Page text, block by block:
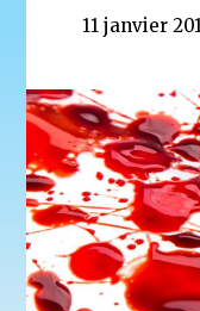
11 janvier